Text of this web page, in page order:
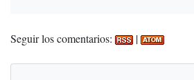
Seguir los comentarios: |